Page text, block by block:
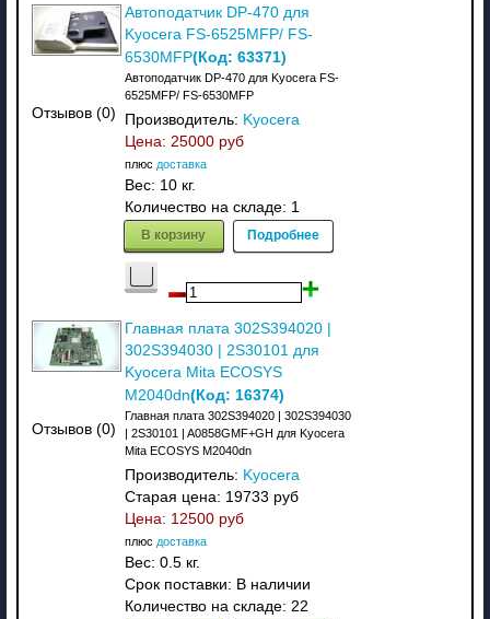
Отзывов (0)
Автоподатчик DP-470 для
Kyocera FS-6525MFP/ FS-
6530MFP(Код: 63371)
Автоподатчик DP-470 для Kyocera FS-
6525MFP/ FS-6530MFP
Производитель: Kyocera
Цена: 25000 руб
плюс доставка
Вес: 10 кг.
Количество на складе: 1
В корзину Подробнее
Отзывов (0)
Главная плата 302S394020 |
302S394030 | 2S30101 для
Kyocera Mita ECOSYS
M2040dn(Код: 16374)
Главная плата 302S394020 | 302S394030
| 2S30101 | A0858GMF+GH для Kyocera
Mita ECOSYS M2040dn
Производитель: Kyocera
Старая цена: 19733 руб
Цена: 12500 руб
плюс доставка
Вес: 0.5 кг.
Срок поставки: В наличии
Количество на складе: 22